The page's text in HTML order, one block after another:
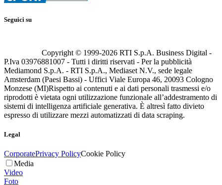
Seguici su
Copyright © 1999-2026 RTI S.p.A. Business Digital -
P.Iva 03976881007 - Tutti i diritti riservati - Per la pubblicità
Mediamond S.p.A. - RTI S.p.A., Mediaset N.V., sede legale
Amsterdam (Paesi Bassi) - Uffici Viale Europa 46, 20093 Cologno
Monzese (MI)Rispetto ai contenuti e ai dati personali trasmessi e/o
riprodotti è vietata ogni utilizzazione funzionale all’addestramento di
sistemi di intelligenza artificiale generativa. È altresì fatto divieto
espresso di utilizzare mezzi automatizzati di data scraping.
Legal
CorporatePrivacy PolicyCookie Policy
Media
Video
Foto